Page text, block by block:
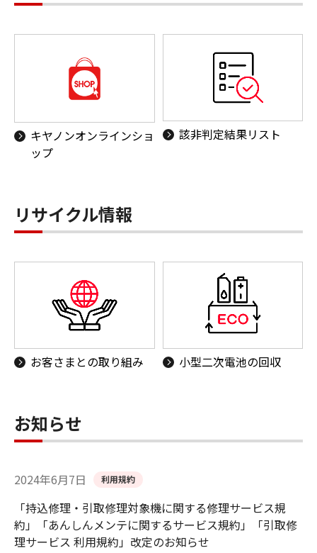
キヤノンオンラインショ
ップ
該非判定結果リスト
リサイクル情報
お客さまとの取り組み 小型二次電池の回収
お知らせ
2024年6月7日 利用規約
「持込修理・引取修理対象機に関する修理サービス規
約」「あんしんメンテに関するサービス規約」「引取修
理サービス 利用規約」改定のお知らせ